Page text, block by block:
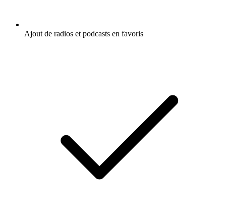
Ajout de radios et podcasts en favoris